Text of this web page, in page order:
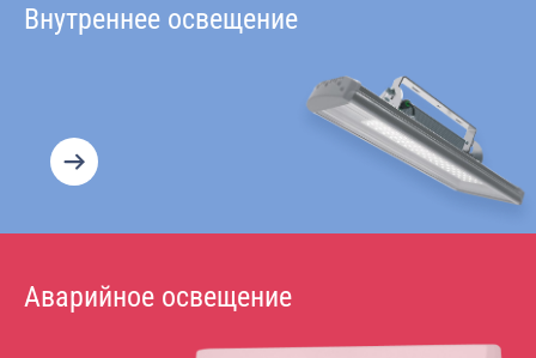
Внутреннее освещение
Аварийное освещение